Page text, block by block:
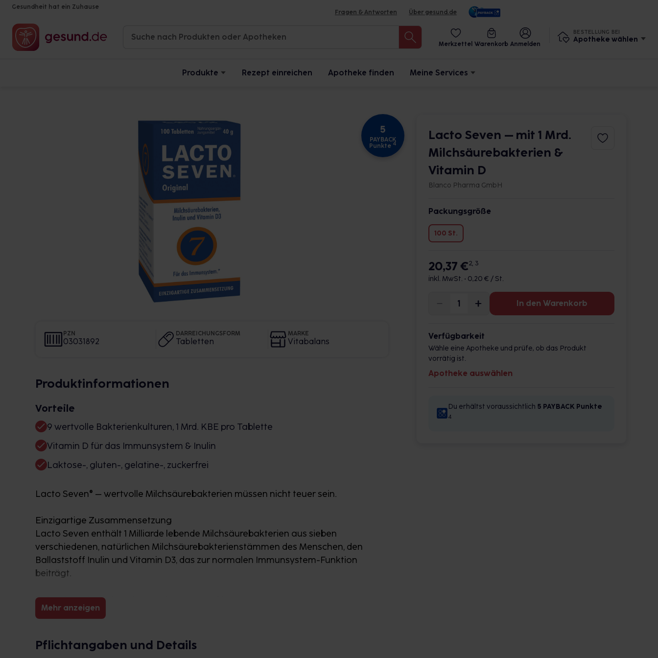
Gesundheit hat ein Zuhause
Fragen & Antworten Über gesund.de
Merkzettel Warenkorb Anmelden
BESTELLUNG BEI
Apotheke wählen
Produkte Rezept einreichen Apotheke finden Meine Services
5
PAYBACK
Punkte 4
PZN
03031892
DARREICHUNGSFORM
Tabletten
MARKE
Vitabalans
Produktinformationen
Vorteile
9 wertvolle Bakterienkulturen, 1 Mrd. KBE pro Tablette
Vitamin D für das Immunsystem & Inulin
Laktose-, gluten-, gelatine-, zuckerfrei
Lacto Seven® – wertvolle Milchsäurebakterien müssen nicht teuer sein.
Einzigartige Zusammensetzung
Lacto Seven enthält 1 Milliarde lebende Milchsäurebakterien aus sieben
verschiedenen, natürlichen Milchsäurebakterienstämmen des Menschen, den
Ballaststoff Inulin und Vitamin D3, das zur normalen Immunsystem-Funktion
beiträgt.
Bakterien mit einzigartigem Schutz gegen Magensäure
Unsere Bakterienstämme sind von Natur aus resistent gegen Magensäure. Die
einzigartigen Schutzkomplex aus Proteinen und Polysacchariden, versehen. Dieser
Schutzkomplex sorgt dafür, dass die Bakterien lebend den Darm erreichen.
Mehr anzeigen
Pflichtangaben und Details
Lacto Seven – mit 1 Mrd.
Milchsäurebakterien &
Vitamin D
Blanco Pharma GmbH
Packungsgröße
100 St.
20,37 €2, 3
inkl. MwSt. • 0,20 € / St.
In den Warenkorb
Verfügbarkeit
Wähle eine Apotheke und prüfe, ob das Produkt
vorrätig ist.
Apotheke auswählen
Du erhältst voraussichtlich 5 PAYBACK Punkte
4